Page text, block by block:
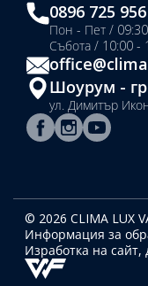
0896 725 956
Пон - Пет /
Събота / 10:00 -
Шоурум -
ул. Димитър
© 2026 CLIMA LUX
Информация за
Изработка на сайт,